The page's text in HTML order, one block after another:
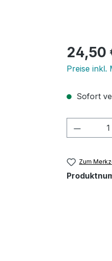
Regulärer
24,50
Preise inkl.
Sofort
Zum